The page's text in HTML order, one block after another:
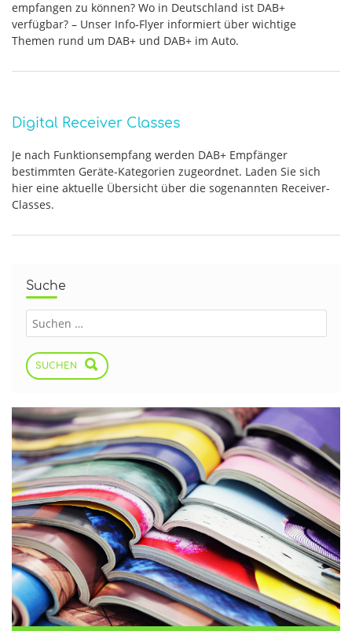
empfangen zu können? Wo in Deutschland ist DAB+
verfügbar? – Unser Info-Flyer informiert über wichtige
Themen rund um DAB+ und DAB+ im Auto.
Digital Receiver Classes
Je nach Funktionsempfang werden DAB+ Empfänger
bestimmten Geräte-Kategorien zugeordnet. Laden Sie sich
hier eine aktuelle Übersicht über die sogenannten Receiver-
Classes.
Suche
SUCHEN